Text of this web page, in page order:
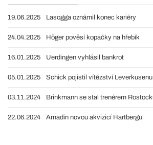
19.06.2025 Lasogga oznámil konec kariéry
24.04.2025 Höger pověsí kopačky na hřebík
16.01.2025 Uerdingen vyhlásil bankrot
05.01.2025 Schick pojistil vítězství Leverkusenu
03.11.2024 Brinkmann se stal trenérem
22.06.2024 Amadin novou akvizicí Hartbergu